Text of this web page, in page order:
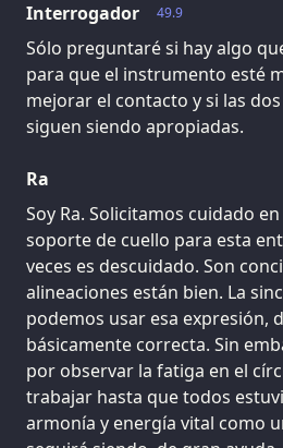
49.9
Interrogador
Sólo preguntaré si hay algo
para que el instrumento esté
mejorar el contacto y si las
siguen siendo apropiadas.
Ra
Soy Ra. Solicitamos cuidado
soporte de cuello para esta
veces es descuidado. Son
alineaciones están bien. La
podemos usar esa expresión,
básicamente correcta. Sin
por observar la fatiga en el
trabajar hasta que todos
armonía y energía vital como